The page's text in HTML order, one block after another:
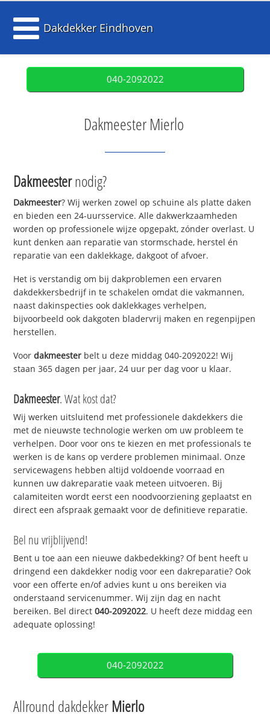
Dakdekker Eindhoven
040-2092022
Dakmeester Mierlo
Dakmeesternodig?
Dakmeester? Wij werken zowel op schuine als platte daken
en bieden een 24-uursservice. Alle dakwerkzaamheden
worden op professionele wijze opgepakt, zónder overlast. U
kunt denken aan reparatie van stormschade, herstel én
reparatie van een daklekkage, dakgoot of afvoer.
Het is verstandig om bij dakproblemen een ervaren
dakdekkersbedrijf in te schakelen omdat die vakmannen,
naast dakinspecties ook daklekkages verhelpen,
bijvoorbeeld ook dakgoten bladervrij maken en regenpijpen
herstellen.
Voordakmeester belt u deze middag 040-2092022! Wij
staan 365 dagen per jaar, 24 uur per dag voor u klaar.
Dakmeester. Wat kost dat?
Wij werken uitsluitend met professionele dakdekkers die
met de nieuwste technologie werken om uw probleem te
verhelpen. Door voor ons te kiezen en met professionals te
werken is de kans op verdere problemen minimaal. Onze
servicewagens hebben altijd voldoende voorraad en
kunnen uw dakreparatie vaak meteen uitvoeren. Bij
calamiteiten wordt eerst een noodvoorziening geplaatst en
direct een afspraak gemaakt voor de definitieve reparatie.
Bel nu vrijblijvend!
Bent u toe aan een nieuwe dakbedekking? Of bent heeft u
dringend een dakdekker nodig voor een dakreparatie? Ook
voor een offerte en/of advies kunt u ons bereiken via
onderstaand servicenummer. Wij zijn dag en nacht
bereiken. Bel direct040-2092022. U heeft deze middag een
adequate oplossing!
040-2092022
Allround dakdekker Mierlo